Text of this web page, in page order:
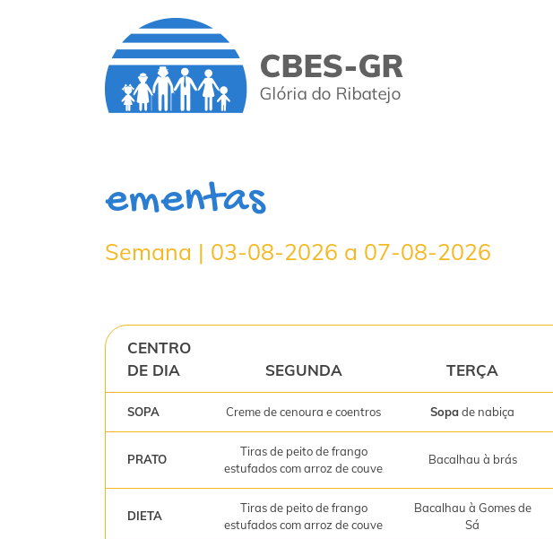
ementas
Semana | 03-08-2026 a 07-08-2026
CENTRO
DE DIA
SEGUNDA TERÇA
SOPA Creme de cenoura e coentros Sopade nabiça
PRATO
Tiras de peito de frango
estufados com arroz de couve
Bacalhau à brás
DIETA
Tiras de peito de frango
estufados com arroz de couve
Bacalhau à Gomes de
Sá